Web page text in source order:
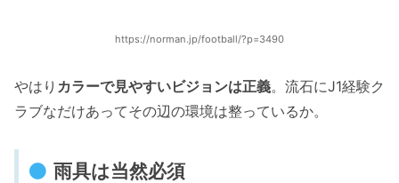
https://norman.jp/football/?p=3490
やはり カラーで見やすいビジョンは正義。流石にJ1経験ク
ラブなだけあってその辺の環境は整っているか。
雨具は当然必須